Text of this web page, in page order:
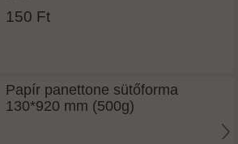
150 Ft
Papír panettone sütőforma
130*920 mm (500g)